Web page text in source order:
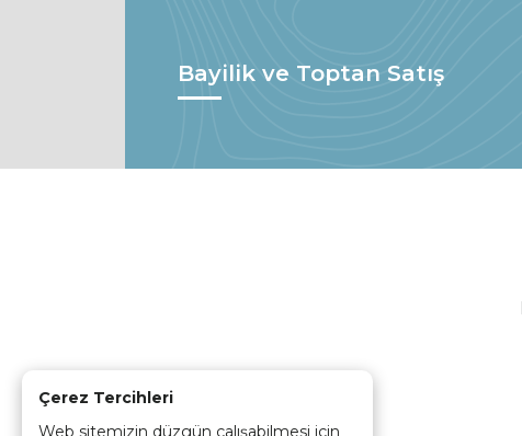
Çerez Tercihleri
Web sitemizin düzgün çalışabilmesi için
Bayilik ve Toptan Satış